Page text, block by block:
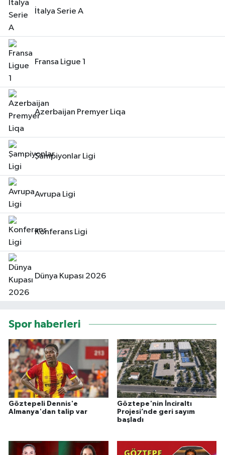
İtalya Serie A
Fransa Ligue 1
Azerbaijan Premyer Liqa
Şampiyonlar Ligi
Avrupa Ligi
Konferans Ligi
Dünya Kupası 2026
Spor haberleri
Göztepeli Dennis'e
Almanya'dan talip var
Göztepe'nin İnciraltı
Projesi’nde geri sayım
başladı